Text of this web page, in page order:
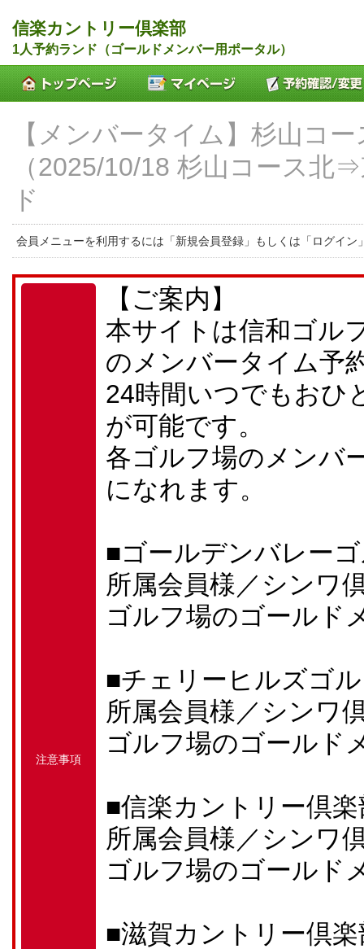
信楽カントリー倶楽部
1人予約ランド（ゴールドメンバー用ポータル）
【メンバータイム】杉山コ
（2025/10/18 杉山コース北
ド
会員メニューを利用するには「新規会員登録」もしくは「ログイン
注意事項
【ご案内】
本サイトは信和ゴル
のメンバータイム予
24時間いつでもおひ
が可能です。
各ゴルフ場のメンバ
になれます。
■ゴールデンバレー
所属会員様／シンワ
ゴルフ場のゴールド
■チェリーヒルズゴ
所属会員様／シンワ
ゴルフ場のゴールド
■信楽カントリー倶楽
所属会員様／シンワ
ゴルフ場のゴールド
■滋賀カントリー倶楽